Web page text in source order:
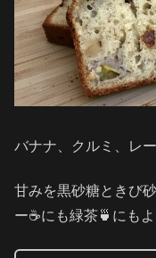
バナナ、クルミ、レ
甘みを黒砂糖ときび
ー☕️にも緑茶🍵にもよ